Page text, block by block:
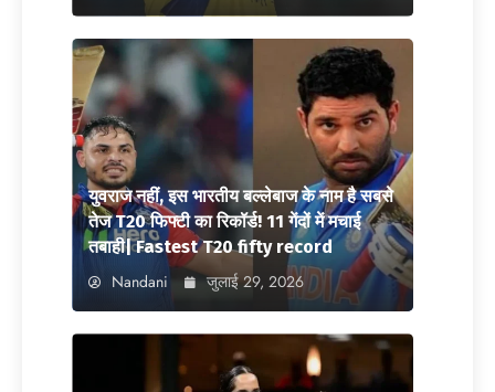
युवराज नहीं, इस भारतीय बल्लेबाज के नाम है सबसे
तेज T20 फिफ्टी का रिकॉर्ड! 11 गेंदों में मचाई
तबाही| Fastest T20 fifty record
Nandani जुलाई 29, 2026